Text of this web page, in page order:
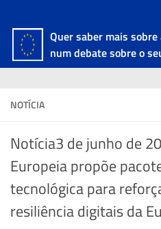
Quer saber mais
num debate sobre o
NOTÍCIA
Notícia3 de junho de
Europeia propõe
tecnológica para
resiliência digitais da